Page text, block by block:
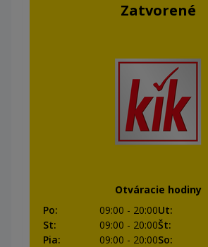
Zatvorené
Otváracie hodiny
Po: 09:00 - 20:00Ut:
St: 09:00 - 20:00Št:
Pia: 09:00 - 20:00So: